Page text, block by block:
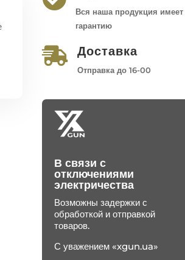
Вся наша продукция имеет
гарантию
 Доставка
Отправка до 16-00
В связи с
отключениями
электричества
Возможны задержки с
обработкой и отправкой
товаров.
С уважением «xgun.ua»